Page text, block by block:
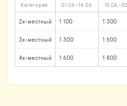
Категория 01.06.-14.06. 15.06.-
2х-местный 1 100 1 300
3х-местный 1 300 1 500
4х-местный 1 600 1 800